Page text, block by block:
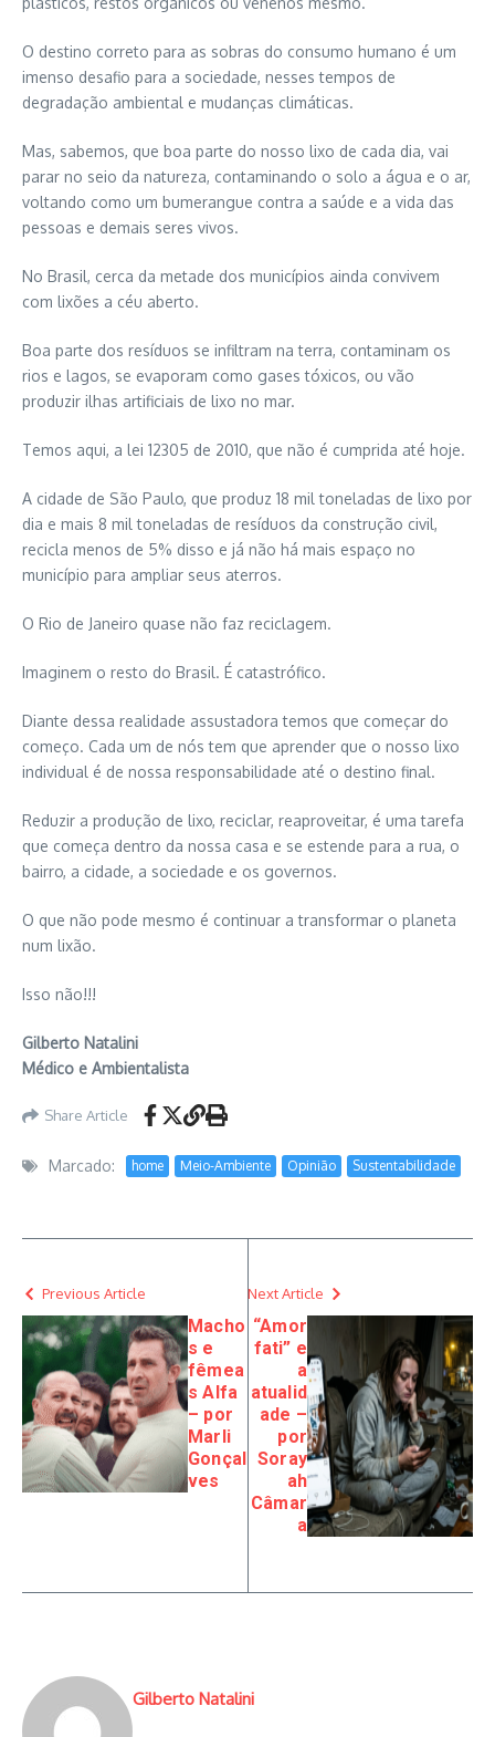
O destino correto para as sobras do consumo humano é um
imenso desafio para a sociedade, nesses tempos de
degradação ambiental e mudanças climáticas.
Mas, sabemos, que boa parte do nosso lixo de cada dia, vai
parar no seio da natureza, contaminando o solo a água e o ar,
voltando como um bumerangue contra a saúde e a vida das
pessoas e demais seres vivos.
No Brasil, cerca da metade dos municípios ainda convivem
com lixões a céu aberto.
Boa parte dos resíduos se infiltram na terra, contaminam os
rios e lagos, se evaporam como gases tóxicos, ou vão
produzir ilhas artificiais de lixo no mar.
Temos aqui, a lei 12305 de 2010, que não é cumprida até hoje.
A cidade de São Paulo, que produz 18 mil toneladas de lixo por
dia e mais 8 mil toneladas de resíduos da construção civil,
recicla menos de 5% disso e já não há mais espaço no
município para ampliar seus aterros.
O Rio de Janeiro quase não faz reciclagem.
Imaginem o resto do Brasil. É catastrófico.
Diante dessa realidade assustadora temos que começar do
começo. Cada um de nós tem que aprender que o nosso lixo
individual é de nossa responsabilidade até o destino final.
Reduzir a produção de lixo, reciclar, reaproveitar, é uma tarefa
que começa dentro da nossa casa e se estende para a rua, o
bairro, a cidade, a sociedade e os governos.
O que não pode mesmo é continuar a transformar o planeta
num lixão.
Isso não!!!
Gilberto Natalini
Médico e Ambientalista
Share Article
Marcado: home Meio-Ambiente Opinião Sustentabilidade
Previous Article
Macho
s e
fêmea
s Alfa
– por
Marli
Gonçal
ves
Next Article
“Amor
fati” e
a
atualid
ade –
por
Soray
ah
Câmar
a
Gilberto Natalini